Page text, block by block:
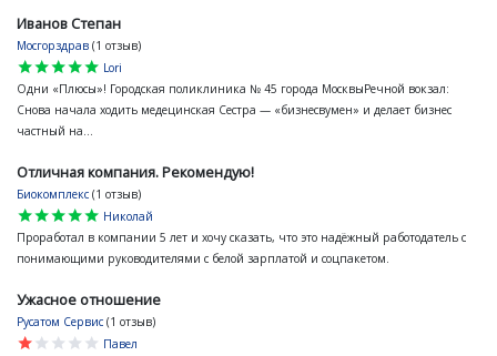
Иванов Степан
Мосгорздрав (1 отзыв)
star
star
star
star
star
Lori
Одни «Плюсы»! Городская поликлиника № 45 города МосквыРечной вокзал:
Снова начала ходить медецинская Сестра — «бизнесвумен» и делает бизнес
частный на...
Отличная компания. Рекомендую!
Биокомплекс (1 отзыв)
star
star
star
star
star
Николай
Проработал в компании 5 лет и хочу сказать, что это надёжный работодатель с
понимающими руководителями с белой зарплатой и соцпакетом.
Ужасное отношение
Русатом Сервис (1 отзыв)
star
star
star
star
star
Павел